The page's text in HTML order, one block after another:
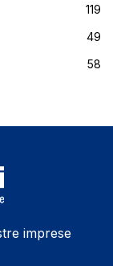
119
49
58
imprese